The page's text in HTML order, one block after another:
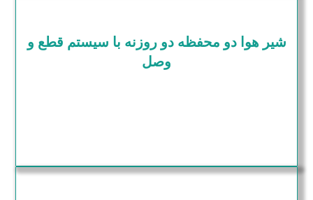
شیر هوا دو محفظه دو روزنه با سیستم قطع و
وصل